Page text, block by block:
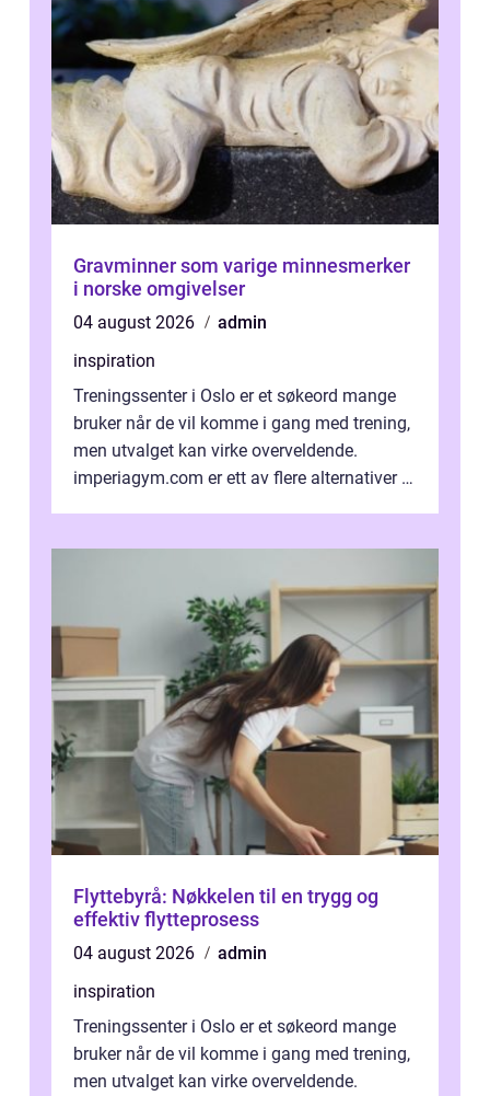
Gravminner som varige minnesmerker
i norske omgivelser
04 august 2026
admin
inspiration
Treningssenter i Oslo er et søkeord mange
bruker når de vil komme i gang med trening,
men utvalget kan virke overveldende.
imperiagym.com er ett av flere alternativer i
Flyttebyrå: Nøkkelen til en trygg og
effektiv flytteprosess
04 august 2026
admin
inspiration
Treningssenter i Oslo er et søkeord mange
bruker når de vil komme i gang med trening,
men utvalget kan virke overveldende.